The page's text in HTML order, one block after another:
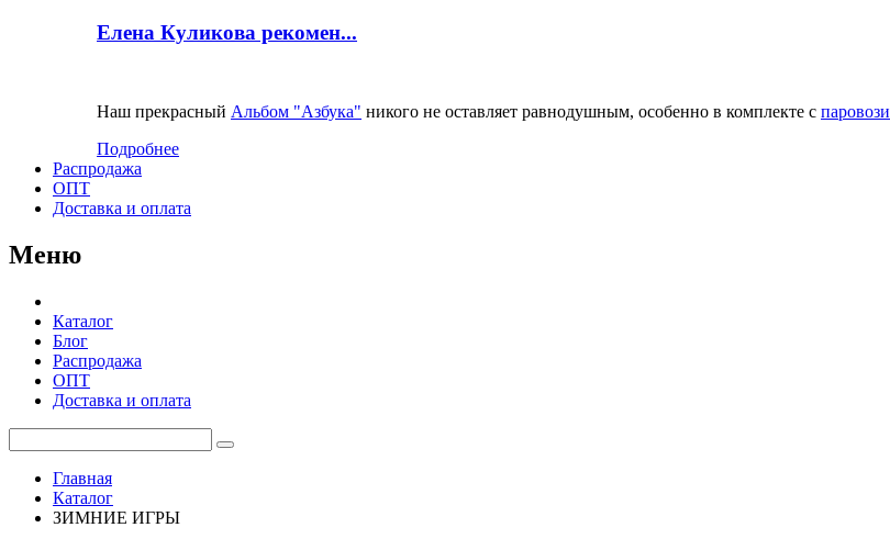
Елена Куликова рекомен...
Наш прекрасный Альбом "Азбука" никого не оставляет равнодушным, особенно в комплекте с
Подробнее
Распродажа
ОПТ
Доставка и оплата
Меню
Каталог
Блог
Распродажа
ОПТ
Доставка и оплата
Главная
Каталог
ЗИМНИЕ ИГРЫ